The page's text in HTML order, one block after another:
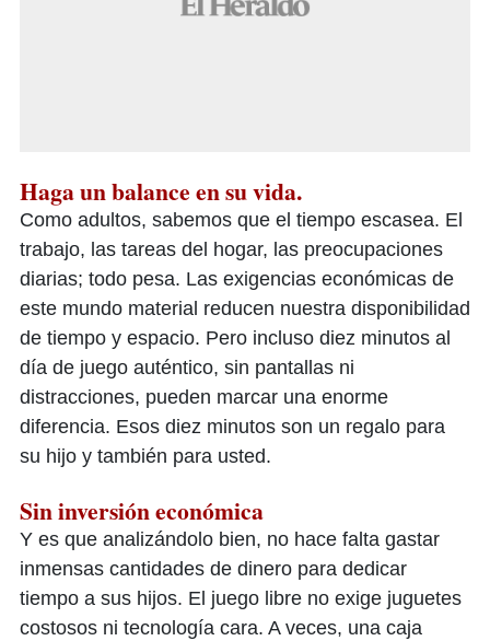
Haga un balance en su vida.
Como adultos, sabemos que el tiempo escasea. El
trabajo, las tareas del hogar, las preocupaciones
diarias; todo pesa. Las exigencias económicas de
este mundo material reducen nuestra disponibilidad
de tiempo y espacio. Pero incluso diez minutos al
día de juego auténtico, sin pantallas ni
distracciones, pueden marcar una enorme
diferencia. Esos diez minutos son un regalo para
su hijo y también para usted.
Sin inversión económica
Y es que analizándolo bien, no hace falta gastar
inmensas cantidades de dinero para dedicar
tiempo a sus hijos. El juego libre no exige juguetes
costosos ni tecnología cara. A veces, una caja